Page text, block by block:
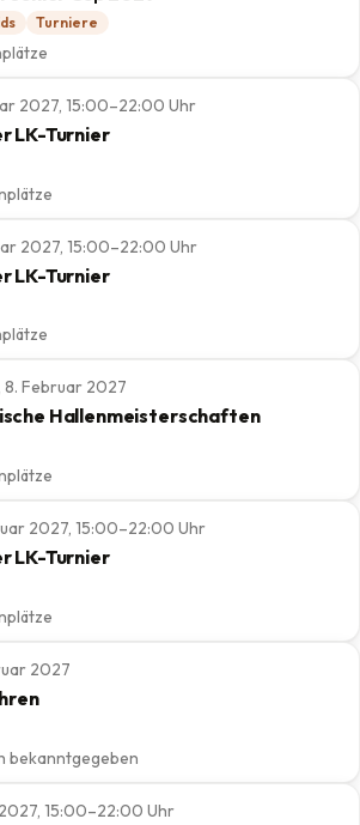
Turniere
2027, 15:00–22:00 Uhr
LK-Turnier
2027, 15:00–22:00 Uhr
LK-Turnier
8. Februar 2027
Hallenmeisterschaften
2027, 15:00–22:00 Uhr
LK-Turnier
2027
bekanntgegeben
15:00–22:00 Uhr